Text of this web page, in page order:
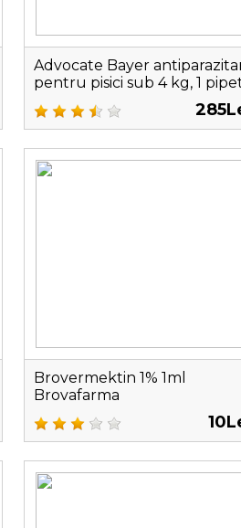
Advocate Bayer
pentru pisici sub 4 kg, 1
Brovermektin 1% 1ml
Brovafarma